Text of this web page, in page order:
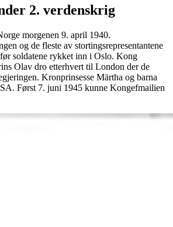
2. verdenskrig
morgenen 9. april 1940.
og de fleste av stortingsrepresentantene
soldatene rykket inn i Oslo. Kong
Olav dro etterhvert til London der de
Kronprinsesse Märtha og barna
Først 7. juni 1945 kunne Kongefmailien